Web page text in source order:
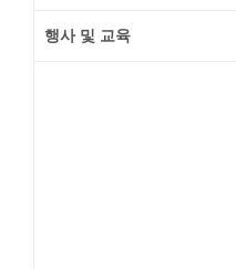
행사 및 교육